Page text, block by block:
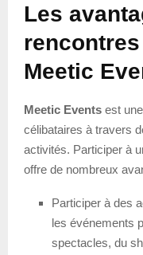
Les
Meetic
Meetic Events est
célibataires à travers
activités. Participer à
offre de nombreux
Participer à des
les événements
spectacles, du